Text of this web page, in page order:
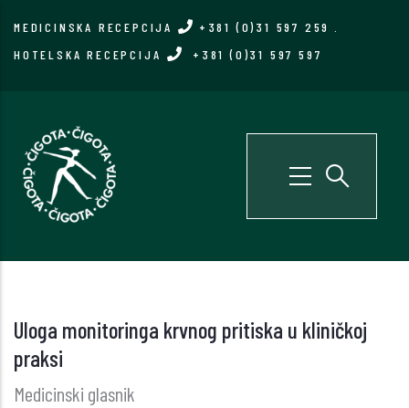
MEDICINSKA RECEPCIJA +381 (0)31 597 259
HOTELSKA RECEPCIJA
+381 (0)31 597 597
Uloga monitoringa krvnog pritiska u kliničkoj
praksi
Medicinski glasnik